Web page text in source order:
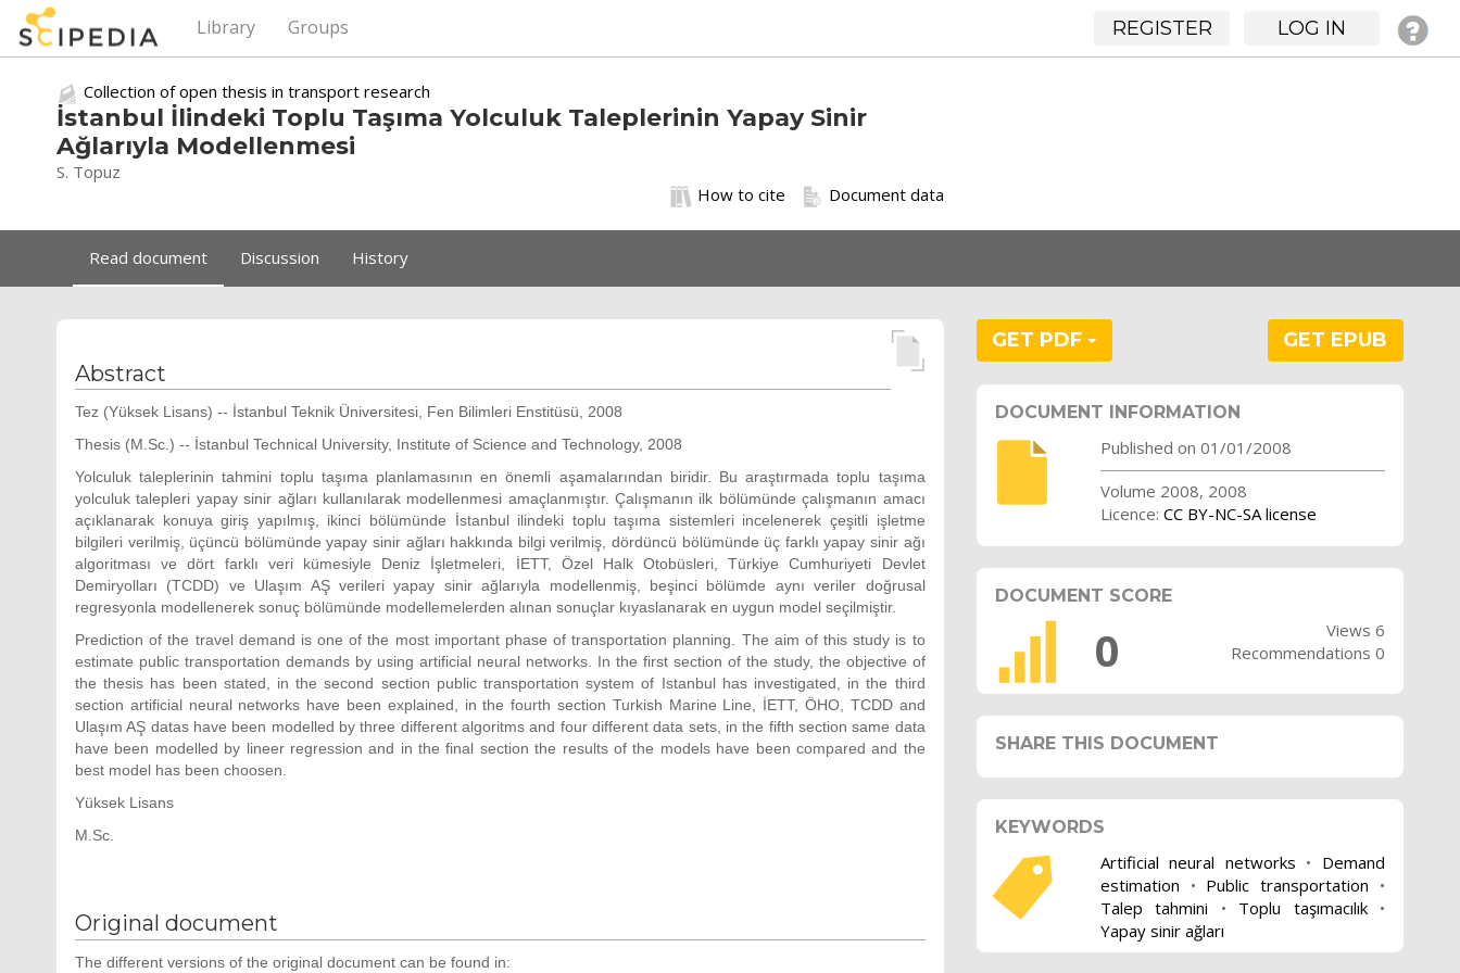
REGISTER LOG IN
Library Groups
Collection of open thesis in transport research
İstanbul İlindeki Toplu Taşıma Yolculuk Taleplerinin Yapay Sinir
Ağlarıyla Modellenmesi
S. Topuz
Document data
How to cite
Read document Discussion History
Abstract
Tez (Yüksek Lisans) -- İstanbul Teknik Üniversitesi, Fen Bilimleri Enstitüsü, 2008
Thesis (M.Sc.) -- İstanbul Technical University, Institute of Science and Technology, 2008
Yolculuk taleplerinin tahmini toplu taşıma planlamasının en önemli aşamalarından biridir. Bu araştırmada toplu taşıma
yolculuk talepleri yapay sinir ağları kullanılarak modellenmesi amaçlanmıştır. Çalışmanın ilk bölümünde çalışmanın amacı
açıklanarak konuya giriş yapılmış, ikinci bölümünde İstanbul ilindeki toplu taşıma sistemleri incelenerek çeşitli işletme
bilgileri verilmiş, üçüncü bölümünde yapay sinir ağları hakkında bilgi verilmiş, dördüncü bölümünde üç farklı yapay sinir ağı
algoritması ve dört farklı veri kümesiyle Deniz İşletmeleri, İETT, Özel Halk Otobüsleri, Türkiye Cumhuriyeti Devlet
Demiryolları (TCDD) ve Ulaşım AŞ verileri yapay sinir ağlarıyla modellenmiş, beşinci bölümde aynı veriler doğrusal
regresyonla modellenerek sonuç bölümünde modellemelerden alınan sonuçlar kıyaslanarak en uygun model seçilmiştir.
Prediction of the travel demand is one of the most important phase of transportation planning. The aim of this study is to
estimate public transportation demands by using artificial neural networks. In the first section of the study, the objective of
the thesis has been stated, in the second section public transportation system of Istanbul has investigated, in the third
section artificial neural networks have been explained, in the fourth section Turkish Marine Line, İETT, ÖHO, TCDD and
Ulaşım AŞ datas have been modelled by three different algoritms and four different data sets, in the fifth section same data
have been modelled by lineer regression and in the final section the results of the models have been compared and the
best model has been choosen.
Yüksek Lisans
M.Sc.
Original document
The different versions of the original document can be found in:
GET PDF GET EPUB
DOCUMENT INFORMATION
Published on 01/01/2008
Volume 2008, 2008
Licence: CC BY-NC-SA license
DOCUMENT SCORE
0
Views 6
Recommendations 0
SHARE THIS DOCUMENT
KEYWORDS
Artificial neural networks • Demand
estimation • Public transportation •
Talep tahmini • Toplu taşımacılık•
Yapay sinir ağları